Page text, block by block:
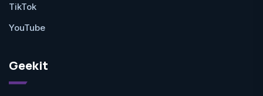
TikTok
YouTube
Geekit